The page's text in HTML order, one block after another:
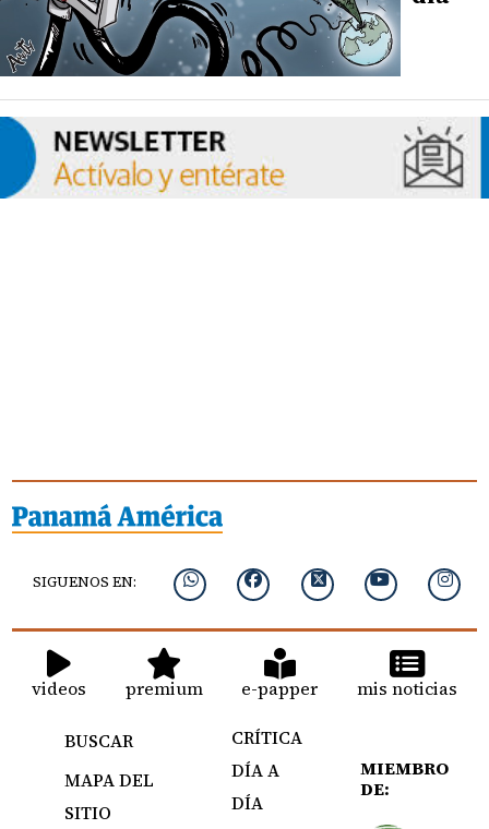
SIGUENOS EN:
videos premium e-papper mis noticias
BUSCAR
MAPA DEL
SITIO
CRÍTICA
DÍA A
DÍA
MIEMBRO
DE: